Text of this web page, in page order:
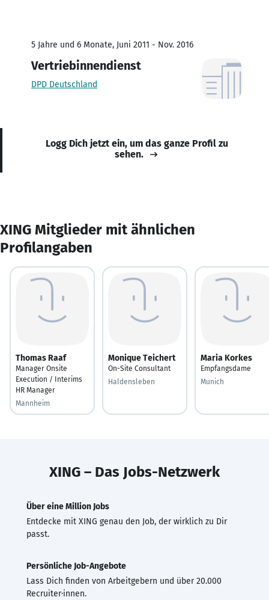
5 Jahre und 6 Monate, Juni 2011 - Nov. 2016
Vertriebinnendienst
DPD Deutschland
Logg Dich jetzt ein, um das ganze Profil zu
sehen.
XING Mitglieder mit ähnlichen
Profilangaben
Thomas Raaf
Manager Onsite
Execution / Interims
HR Manager
Mannheim
Monique Teichert
On-Site Consultant
Haldensleben
Maria Korkes
Empfangsdame
Munich
XING – Das Jobs-Netzwerk
Über eine Million Jobs
Entdecke mit XING genau den Job, der wirklich zu Dir
passt.
Persönliche Job-Angebote
Lass Dich finden von Arbeitgebern und über 20.000
Recruiter·innen.